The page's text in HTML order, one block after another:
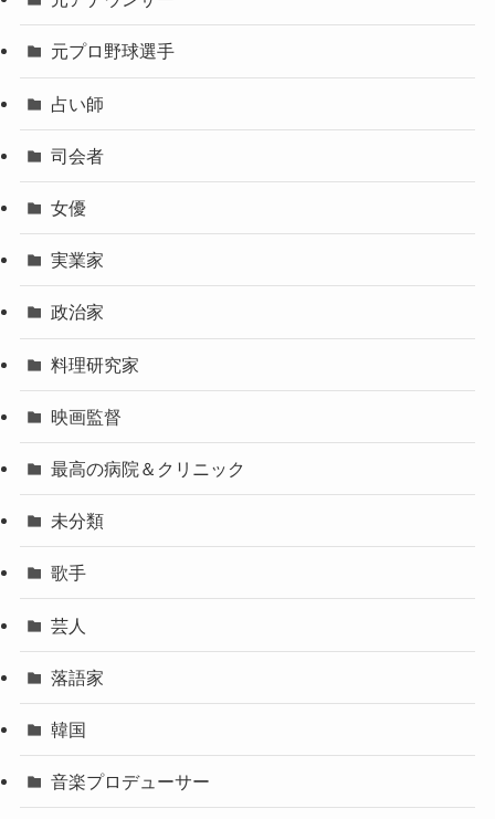
元プロ野球選手
占い師
司会者
女優
実業家
政治家
料理研究家
映画監督
最高の病院＆クリニック
未分類
歌手
芸人
落語家
韓国
音楽プロデューサー